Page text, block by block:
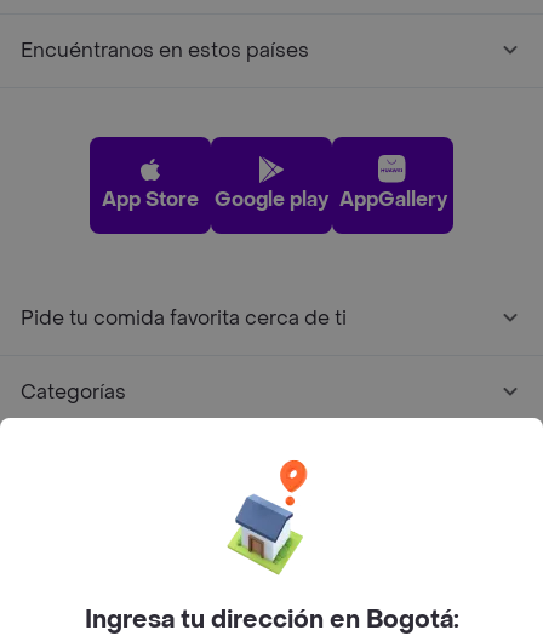
Encuéntranos en estos países
App Store Google play AppGallery
Pide tu comida favorita cerca de ti
Categorías
Facebook
Twitter
Instagram
Ingresa tu dirección en Bogotá: